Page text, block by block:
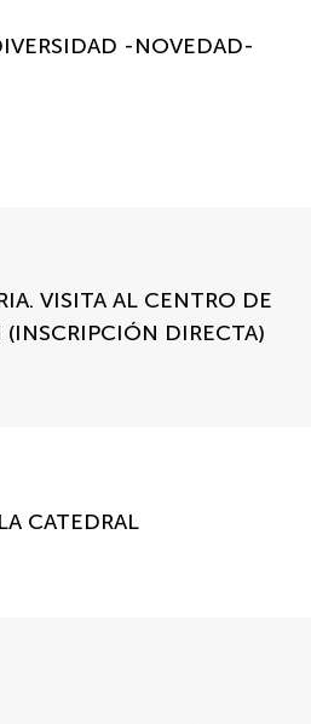
-NOVEDAD-
VISITA AL CENTRO DE
(INSCRIPCIÓN DIRECTA)
CATEDRAL